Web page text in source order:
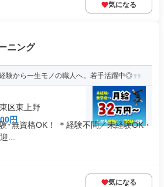
気になる
ニング
験から一生モノの職人へ。若手活躍中◎
区東上野
円
･無資格OK！ ＊経験不問／未経験OK・
...
気になる